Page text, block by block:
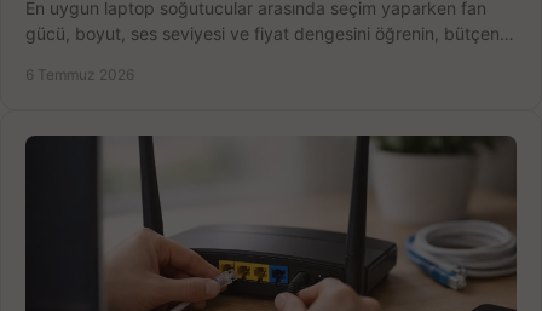
En uygun laptop soğutucular arasında seçim yaparken fan
gücü, boyut, ses seviyesi ve fiyat dengesini öğrenin, bütçenizi
6 Temmuz 2026